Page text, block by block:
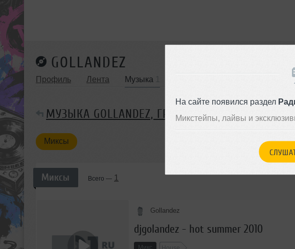
На сайте появился раздел
Микстейпы, лайвы и
GOLLANDEZ
Профиль Лента Музыка
МУЗЫКА GOLLANDEZ, ГРУППА МИКСЫ
Миксы
Миксы Всего — 1
Gollandez
djgolandez - hot summer 2010
Микс